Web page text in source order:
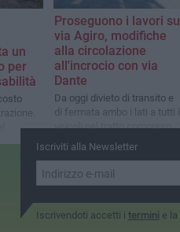
un
per
Proseguono i lavori su
via Agiro, modifiche
alla circolazione
all'incrocio con via
Dante
Da oggi divieto di transito e
di fermata ambo i lati a tutti i
veicoli nel tratto compreso
tra via Andrea da Bari e via
Iscriviti alla Newsletter
Iscrivendoti accetti i termini e la